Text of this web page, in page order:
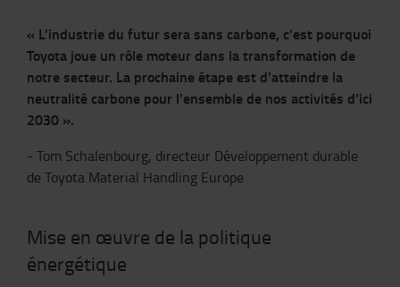
« L’industrie du futur sera sans carbone, c’est pourquoi
Toyota joue un rôle moteur dans la transformation de
notre secteur. La prochaine étape est d’atteindre la
neutralité carbone pour l’ensemble de nos activités d’ici
2030 ».
- Tom Schalenbourg, directeur Développement durable
de Toyota Material Handling Europe
Mise en œuvre de la politique
énergétique